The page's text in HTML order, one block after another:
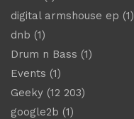
digital armshouse ep (1)
dnb (1)
Drum n Bass (1)
Events (1)
Geeky (12 203)
google2b (1)